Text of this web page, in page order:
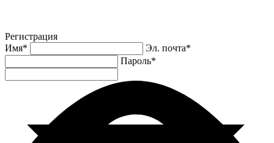
Регистрация
Имя* Эл. почта*
Пароль*